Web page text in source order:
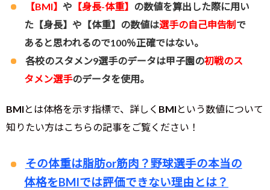
【BMI】 や 【身長-体重】 の数値を算出した際に用い
た【身長】や【体重】の数値は選手の自己申告制 で
あると思われるので100％正確ではない。
各校のスタメン9選手のデータは甲子園の初戦のス
タメン選手のデータを使用。
BMIとは体格を示す指標で、詳しくBMIという数値について
知りたい方はこちらの記事をご覧ください！
その体重は脂肪or筋肉？野球選手の本当の
体格をBMIでは評価できない理由とは？